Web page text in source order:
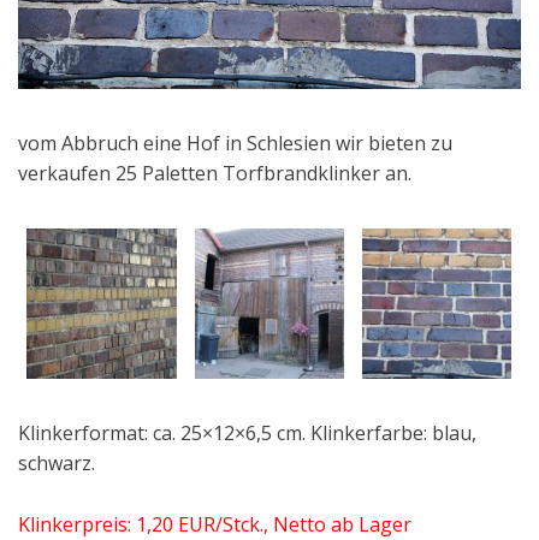
vom Abbruch eine Hof in Schlesien wir bieten zu
verkaufen 25 Paletten Torfbrandklinker an.
Klinkerformat: ca. 25×12×6,5 cm. Klinkerfarbe: blau,
schwarz.
Klinkerpreis: 1,20 EUR/Stck., Netto ab Lager